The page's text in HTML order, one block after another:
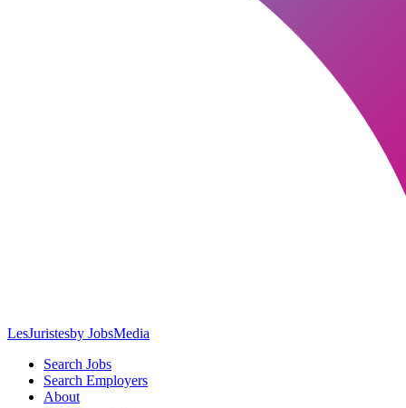
LesJuristesby JobsMedia
Search Jobs
Search Employers
About